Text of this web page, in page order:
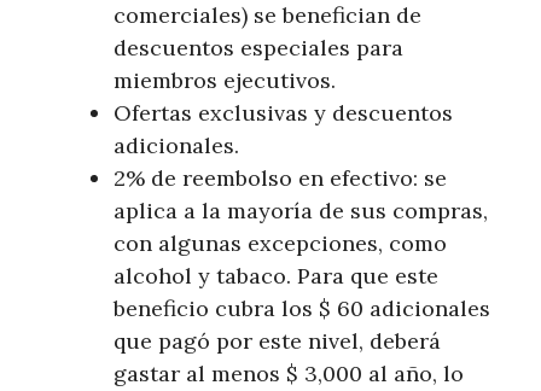
comerciales) se benefician de
descuentos especiales para
miembros ejecutivos.
Ofertas exclusivas y descuentos
adicionales.
2% de reembolso en efectivo: se
aplica a la mayoría de sus compras,
con algunas excepciones, como
alcohol y tabaco. Para que este
beneficio cubra los $ 60 adicionales
que pagó por este nivel, deberá
gastar al menos $ 3,000 al año, lo